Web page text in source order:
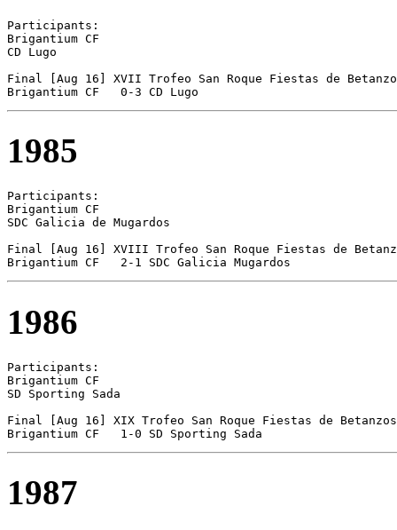
Participants:
Brigantium CF
CD Lugo
Final [Aug 16] XVII Trofeo San Roque Fiestas de
Brigantium CF	0-3 CD Lugo
1985
Participants:
Brigantium CF
SDC Galicia de Mugardos
Final [Aug 16] XVIII Trofeo San Roque Fiestas de
Brigantium CF	2-1 SDC Galicia Mugardos
1986
Participants:
Brigantium CF
SD Sporting Sada
Final [Aug 16] XIX Trofeo San Roque Fiestas de Betanzos
Brigantium CF	1-0 SD Sporting Sada
1987